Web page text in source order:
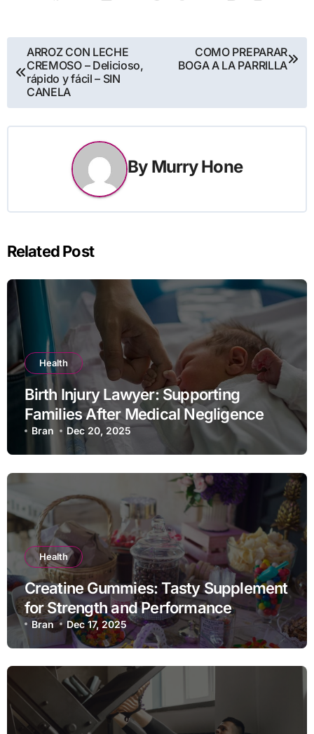
Post
navigation
ARROZ CON LECHE
CREMOSO – Delicioso,
rápido y fácil – SIN
CANELA
COMO PREPARAR
BOGA A LA PARRILLA
By Murry Hone
Related Post
Health
Birth Injury Lawyer: Supporting
Families After Medical Negligence
Bran Dec 20, 2025
Health
Creatine Gummies: Tasty Supplement
for Strength and Performance
Bran Dec 17, 2025